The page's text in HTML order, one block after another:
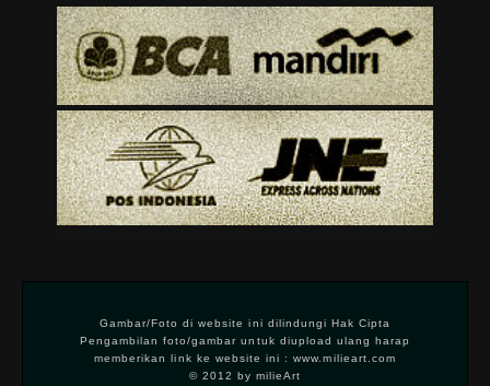
Gambar/Foto di website ini dilindungi Hak Cipta
Pengambilan foto/gambar untuk diupload ulang harap
memberikan link ke website ini : www.milieart.com
© 2012 by milieArt